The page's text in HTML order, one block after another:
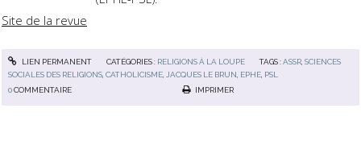
Site de la revue
LIEN PERMANENT CATÉGORIES : RELIGIONS À LA LOUPE TAGS :ASSR,SCIENCES
SOCIALES DES RELIGIONS,CATHOLICISME,JACQUES LE BRUN, EPHE, PSL
0COMMENTAIRE IMPRIMER